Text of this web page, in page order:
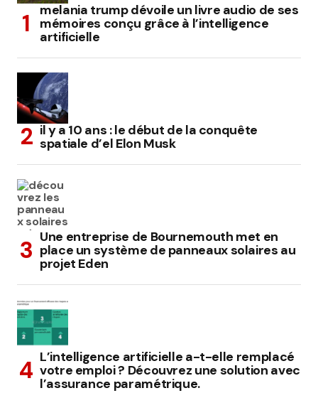
melania trump dévoile un livre audio de ses
mémoires conçu grâce à l’intelligence
artificielle
il y a 10 ans : le début de la conquête
spatiale d’el Elon Musk
Une entreprise de Bournemouth met en
place un système de panneaux solaires au
projet Eden
L’intelligence artificielle a-t-elle remplacé
votre emploi ? Découvrez une solution avec
l’assurance paramétrique.